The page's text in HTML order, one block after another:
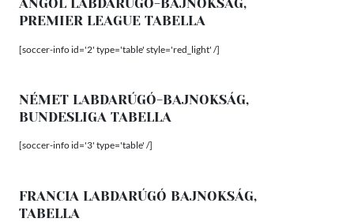
ANGOL LABDARÚGÓ-BAJNOKSÁG,
PREMIER LEAGUE TABELLA
[soccer-info id='2' type='table' style='red_light' /]
NÉMET LABDARÚGÓ-BAJNOKSÁG,
BUNDESLIGA TABELLA
[soccer-info id='3' type='table' /]
FRANCIA LABDARÚGÓ BAJNOKSÁG,
TABELLA